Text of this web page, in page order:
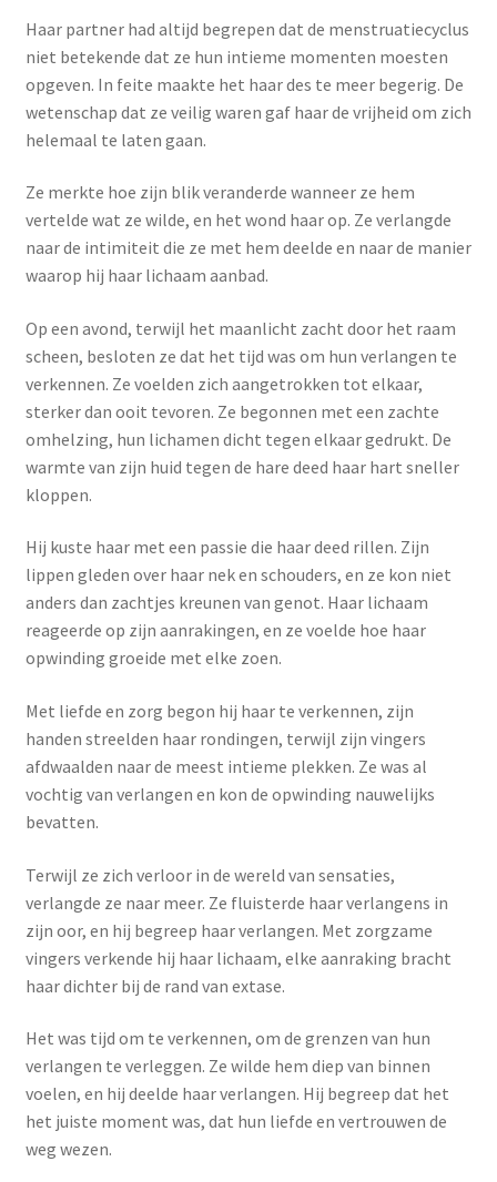
Stimulatie, vibrators
Verzorgingsproducten
Wasbare zoogcompressen
Oefenbroekjes – zindelijkheidstraining
Yoni eggs
Diverse
Contact
Haar partner had altijd begrepen dat de menstruatiecyclus
niet betekende dat ze hun intieme momenten moesten
opgeven. In feite maakte het haar des te meer begerig. De
wetenschap dat ze veilig waren gaf haar de vrijheid om zich
helemaal te laten gaan.
Ze merkte hoe zijn blik veranderde wanneer ze hem
vertelde wat ze wilde, en het wond haar op. Ze verlangde
naar de intimiteit die ze met hem deelde en naar de manier
waarop hij haar lichaam aanbad.
Op een avond, terwijl het maanlicht zacht door het raam
scheen, besloten ze dat het tijd was om hun verlangen te
verkennen. Ze voelden zich aangetrokken tot elkaar,
sterker dan ooit tevoren. Ze begonnen met een zachte
omhelzing, hun lichamen dicht tegen elkaar gedrukt. De
warmte van zijn huid tegen de hare deed haar hart sneller
kloppen.
Hij kuste haar met een passie die haar deed rillen. Zijn
lippen gleden over haar nek en schouders, en ze kon niet
anders dan zachtjes kreunen van genot. Haar lichaam
reageerde op zijn aanrakingen, en ze voelde hoe haar
opwinding groeide met elke zoen.
Met liefde en zorg begon hij haar te verkennen, zijn
handen streelden haar rondingen, terwijl zijn vingers
afdwaalden naar de meest intieme plekken. Ze was al
vochtig van verlangen en kon de opwinding nauwelijks
bevatten.
Terwijl ze zich verloor in de wereld van sensaties,
verlangde ze naar meer. Ze fluisterde haar verlangens in
zijn oor, en hij begreep haar verlangen. Met zorgzame
vingers verkende hij haar lichaam, elke aanraking bracht
haar dichter bij de rand van extase.
Het was tijd om te verkennen, om de grenzen van hun
verlangen te verleggen. Ze wilde hem diep van binnen
voelen, en hij deelde haar verlangen. Hij begreep dat het
het juiste moment was, dat hun liefde en vertrouwen de
weg wezen.